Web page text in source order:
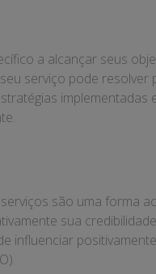
a alcançar seus
serviço pode resolver
são uma forma
sua
influenciar